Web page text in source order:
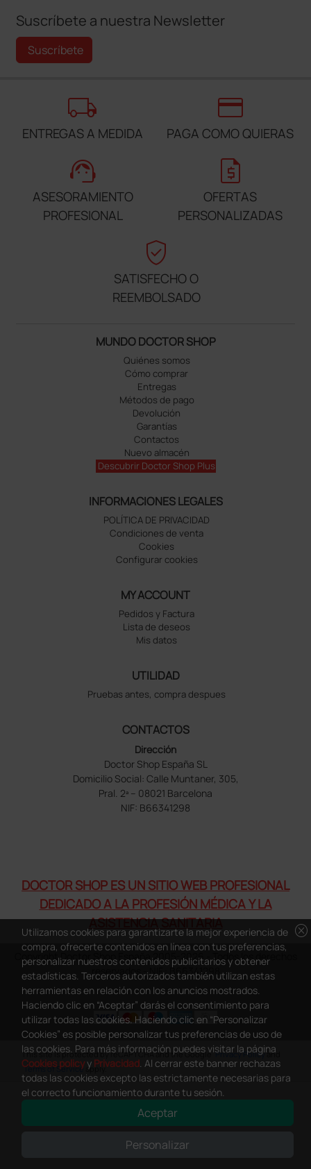
Suscríbete a nuestra Newsletter
Suscríbete
local_shipping
ENTREGAS A MEDIDA
credit_card
PAGA COMO QUIERAS
support_agent
ASESORAMIENTO
PROFESIONAL
request_quote
OFERTAS
PERSONALIZADAS
verified_user
SATISFECHO O
REEMBOLSADO
MUNDO DOCTOR SHOP
Quiénes somos
Cómo comprar
Entregas
Métodos de pago
Devolución
Garantías
Contactos
Nuevo almacén
Descubrir Doctor Shop Plus
INFORMACIONES LEGALES
POLÍTICA DE PRIVACIDAD
Condiciones de venta
Cookies
Configurar cookies
MY ACCOUNT
Pedidos y Factura
Lista de deseos
Mis datos
UTILIDAD
Pruebas antes, compra despues
CONTACTOS
Dirección
Doctor Shop España SL
Domicilio Social: Calle Muntaner, 305,
Pral. 2ª – 08021 Barcelona
NIF: B66341298
DOCTOR SHOP ES UN SITIO WEB PROFESIONAL
DEDICADO A LA PROFESIÓN MÉDICA Y LA
ASISTENCIA SANITARIA
Copyright Doctor Shop España 2005-2026 - Todos los derechos
reservados - NIF.: B66341298
This site is protected by reCAPTCHA and the Google Privacy Policyand
Terms of Service apply.
cancel
Utilizamos cookies para garantizarte la mejor experiencia de
compra, ofrecerte contenidos en línea con tus preferencias,
personalizar nuestros contenidos publicitarios y obtener
estadísticas. Terceros autorizados también utilizan estas
herramientas en relación con los anuncios mostrados.
Haciendo clic en “Aceptar” darás el consentimiento para
utilizar todas las cookies. Haciendo clic en “Personalizar
Cookies” es posible personalizar tus preferencias de uso de
las cookies. Para más información puedes visitar la página
Cookies policyy Privacidad. Al cerrar este banner rechazas
todas las cookies excepto las estrictamente necesarias para
el correcto funcionamiento durante tu sesión.
Aceptar
Personalizar